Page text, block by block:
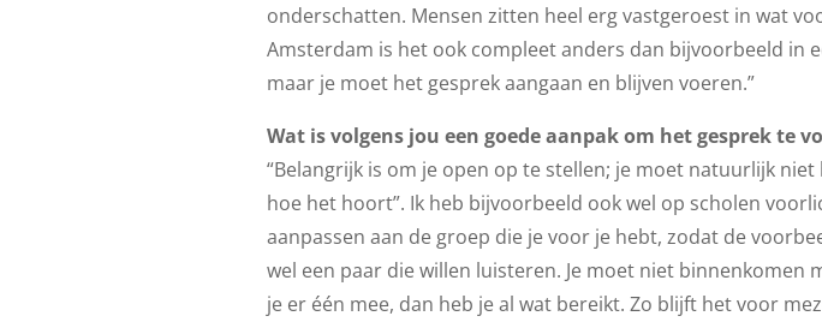
onderschatten. Mensen zitten heel erg vastgeroest in wat
Amsterdam is het ook compleet anders dan bijvoorbeeld in
maar je moet het gesprek aangaan en blijven voeren.”
Wat is volgens jou een goede aanpak om het gesprek te
“Belangrijk is om je open op te stellen; je moet natuurlijk
hoe het hoort”. Ik heb bijvoorbeeld ook wel op scholen
aanpassen aan de groep die je voor je hebt, zodat de
wel een paar die willen luisteren. Je moet niet
je er één mee, dan heb je al wat bereikt. Zo blijft het voor